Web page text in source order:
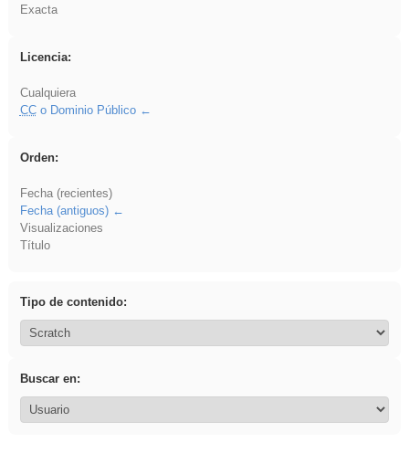
Exacta
Licencia:
Cualquiera
CCo Dominio Público
Orden:
Fecha (recientes)
Fecha (antiguos)
Visualizaciones
Título
Tipo de contenido:
Buscar en: